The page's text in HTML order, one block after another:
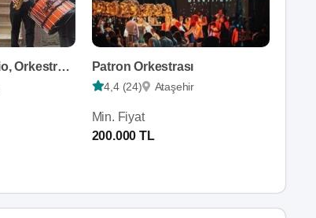
Bando Remifa, Trio, Orkestra, Fasıl Patron Orkestrası
4,4 (24) Ataşehir
Min. Fiyat
200.000 TL